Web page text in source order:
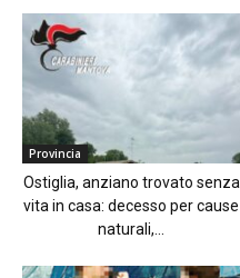
Provincia
Ostiglia, anziano trovato senza
vita in casa: decesso per cause
naturali,...